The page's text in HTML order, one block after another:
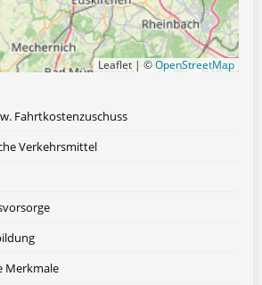
Leaflet | ©OpenStreetMap
Fahrtkostenzuschuss
Verkehrsmittel
Merkmale